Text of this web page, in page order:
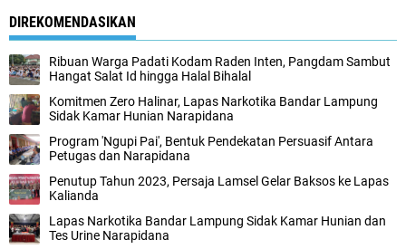
DIREKOMENDASIKAN
Ribuan Warga Padati Kodam Raden Inten, Pangdam Sambut
Hangat Salat Id hingga Halal Bihalal
Komitmen Zero Halinar, Lapas Narkotika Bandar Lampung
Sidak Kamar Hunian Narapidana
Program 'Ngupi Pai', Bentuk Pendekatan Persuasif Antara
Petugas dan Narapidana
Penutup Tahun 2023, Persaja Lamsel Gelar Baksos ke Lapas
Kalianda
Lapas Narkotika Bandar Lampung Sidak Kamar Hunian dan
Tes Urine Narapidana